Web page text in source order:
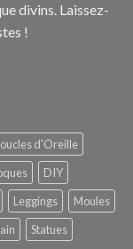
divins. Laissez-
!
d'Oreille
DIY
Leggings
Moules
Statues